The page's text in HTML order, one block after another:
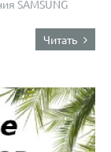
SAMSUNG
Читать